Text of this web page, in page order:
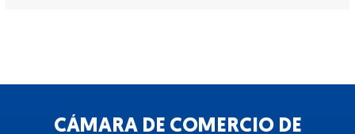
CÁMARA DE COMERCIO DE